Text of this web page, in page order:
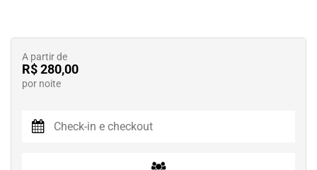
A partir de
R$ 280,00
por noite